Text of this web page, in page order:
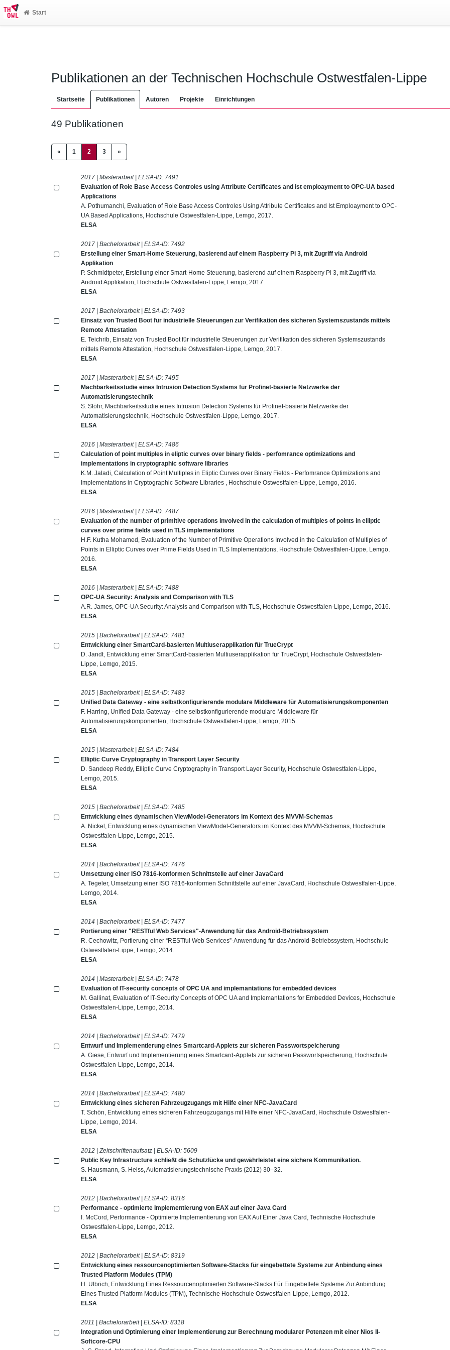
Start
Publikationen an der Technischen Hochschule Ostwestfalen-Lippe
Startseite Publikationen Autoren Projekte Einrichtungen
49 Publikationen
« 1 2 (current)
3 »
2017 | Masterarbeit | ELSA-ID: 7491
Evaluation of Role Base Access Controles using Attribute Certificates and ist emploayment to OPC-UA based
Applications
A. Pothumanchi, Evaluation of Role Base Access Controles Using Attribute Certificates and Ist Emploayment to OPC-
UA Based Applications, Hochschule Ostwestfalen-Lippe, Lemgo, 2017.
ELSA
2017 | Bachelorarbeit | ELSA-ID: 7492
Erstellung einer Smart-Home Steuerung, basierend auf einem Raspberry Pi 3, mit Zugriff via Android
Applikation
P. Schmidtpeter, Erstellung einer Smart-Home Steuerung, basierend auf einem Raspberry Pi 3, mit Zugriff via
Android Applikation, Hochschule Ostwestfalen-Lippe, Lemgo, 2017.
ELSA
2017 | Bachelorarbeit | ELSA-ID: 7493
Einsatz von Trusted Boot für industrielle Steuerungen zur Verifikation des sicheren Systemszustands mittels
Remote Attestation
E. Teichrib, Einsatz von Trusted Boot für industrielle Steuerungen zur Verifikation des sicheren Systemszustands
mittels Remote Attestation, Hochschule Ostwestfalen-Lippe, Lemgo, 2017.
ELSA
2017 | Masterarbeit | ELSA-ID: 7495
Machbarkeitsstudie eines Intrusion Detection Systems für Profinet-basierte Netzwerke der
Automatisierungstechnik
S. Stöhr, Machbarkeitsstudie eines Intrusion Detection Systems für Profinet-basierte Netzwerke der
Automatisierungstechnik, Hochschule Ostwestfalen-Lippe, Lemgo, 2017.
ELSA
2016 | Masterarbeit | ELSA-ID: 7486
Calculation of point multiples in eliptic curves over binary fields - perfomrance optimizations and
implementations in cryptographic software libraries
K.M. Jaladi, Calculation of Point Multiples in Eliptic Curves over Binary Fields - Perfomrance Optimizations and
Implementations in Cryptographic Software Libraries , Hochschule Ostwestfalen-Lippe, Lemgo, 2016.
ELSA
2016 | Masterarbeit | ELSA-ID: 7487
Evaluation of the number of primitive operations involved in the calculation of multiples of points in elliptic
curves over prime fields used in TLS implementations
H.F. Kutha Mohamed, Evaluation of the Number of Primitive Operations Involved in the Calculation of Multiples of
Points in Elliptic Curves over Prime Fields Used in TLS Implementations, Hochschule Ostwestfalen-Lippe, Lemgo,
2016.
ELSA
2016 | Masterarbeit | ELSA-ID: 7488
OPC-UA Security: Analysis and Comparison with TLS
A.R. James, OPC-UA Security: Analysis and Comparison with TLS, Hochschule Ostwestfalen-Lippe, Lemgo, 2016.
ELSA
2015 | Bachelorarbeit | ELSA-ID: 7481
Entwicklung einer SmartCard-basierten Multiuserapplikation für TrueCrypt
D. Jandt, Entwicklung einer SmartCard-basierten Multiuserapplikation für TrueCrypt, Hochschule Ostwestfalen-
Lippe, Lemgo, 2015.
ELSA
2015 | Bachelorarbeit | ELSA-ID: 7483
Unified Data Gateway - eine selbstkonfigurierende modulare Middleware für Automatisierungskomponenten
F. Harring, Unified Data Gateway - eine selbstkonfigurierende modulare Middleware für
Automatisierungskomponenten, Hochschule Ostwestfalen-Lippe, Lemgo, 2015.
ELSA
2015 | Masterarbeit | ELSA-ID: 7484
Elliptic Curve Cryptography in Transport Layer Security
D. Sandeep Reddy, Elliptic Curve Cryptography in Transport Layer Security, Hochschule Ostwestfalen-Lippe,
Lemgo, 2015.
ELSA
2015 | Bachelorarbeit | ELSA-ID: 7485
Entwicklung eines dynamischen ViewModel-Generators im Kontext des MVVM-Schemas
A. Nickel, Entwicklung eines dynamischen ViewModel-Generators im Kontext des MVVM-Schemas, Hochschule
Ostwestfalen-Lippe, Lemgo, 2015.
ELSA
2014 | Bachelorarbeit | ELSA-ID: 7476
Umsetzung einer ISO 7816-konformen Schnittstelle auf einer JavaCard
A. Tegeler, Umsetzung einer ISO 7816-konformen Schnittstelle auf einer JavaCard, Hochschule Ostwestfalen-Lippe,
Lemgo, 2014.
ELSA
2014 | Bachelorarbeit | ELSA-ID: 7477
Portierung einer "RESTful Web Services"-Anwendung für das Android-Betriebssystem
R. Cechowitz, Portierung einer “RESTful Web Services”-Anwendung für das Android-Betriebssystem, Hochschule
Ostwestfalen-Lippe, Lemgo, 2014.
ELSA
2014 | Masterarbeit | ELSA-ID: 7478
Evaluation of IT-security concepts of OPC UA and implemantations for embedded devices
M. Gallinat, Evaluation of IT-Security Concepts of OPC UA and Implemantations for Embedded Devices, Hochschule
Ostwestfalen-Lippe, Lemgo, 2014.
ELSA
2014 | Bachelorarbeit | ELSA-ID: 7479
Entwurf und Implementierung eines Smartcard-Applets zur sicheren Passwortspeicherung
A. Giese, Entwurf und Implementierung eines Smartcard-Applets zur sicheren Passwortspeicherung, Hochschule
Ostwestfalen-Lippe, Lemgo, 2014.
ELSA
2014 | Bachelorarbeit | ELSA-ID: 7480
Entwicklung eines sicheren Fahrzeugzugangs mit Hilfe einer NFC-JavaCard
T. Schön, Entwicklung eines sicheren Fahrzeugzugangs mit Hilfe einer NFC-JavaCard, Hochschule Ostwestfalen-
Lippe, Lemgo, 2014.
ELSA
2012 | Zeitschriftenaufsatz | ELSA-ID:5609
Public Key Infrastructure schließt die Schutzlücke und gewährleistet eine sichere Kommunikation.
S. Hausmann, S. Heiss, Automatisierungstechnische Praxis (2012) 30–32.
ELSA
2012 | Bachelorarbeit | ELSA-ID:8316
Performance - optimierte Implementierung von EAX auf einer Java Card
I. McCord, Performance - Optimierte Implementierung von EAX Auf Einer Java Card, Technische Hochschule
Ostwestfalen-Lippe, Lemgo, 2012.
ELSA
2012 | Bachelorarbeit | ELSA-ID:8319
Entwicklung eines ressourcenoptimierten Software-Stacks für eingebettete Systeme zur Anbindung eines
Trusted Platform Modules (TPM)
H. Ulbrich, Entwicklung Eines Ressourcenoptimierten Software-Stacks Für Eingebettete Systeme Zur Anbindung
Eines Trusted Platform Modules (TPM), Technische Hochschule Ostwestfalen-Lippe, Lemgo, 2012.
ELSA
2011 | Bachelorarbeit | ELSA-ID:8318
Integration und Optimierung einer Implementierung zur Berechnung modularer Potenzen mit einer Nios II-
Softcore-CPU